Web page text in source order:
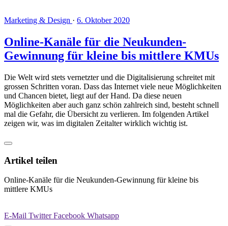
Marketing & Design · 6. Oktober 2020
Online-Kanäle für die Neukunden-
Gewinnung für kleine bis mittlere KMUs
Die Welt wird stets vernetzter und die Digitalisierung schreitet mit
grossen Schritten voran. Dass das Internet viele neue Möglichkeiten
und Chancen bietet, liegt auf der Hand. Da diese neuen
Möglichkeiten aber auch ganz schön zahlreich sind, besteht schnell
mal die Gefahr, die Übersicht zu verlieren. Im folgenden Artikel
zeigen wir, was im digitalen Zeitalter wirklich wichtig ist.
Artikel teilen
Online-Kanäle für die Neukunden-Gewinnung für kleine bis
mittlere KMUs
E-Mail TwitterFacebook Whatsapp